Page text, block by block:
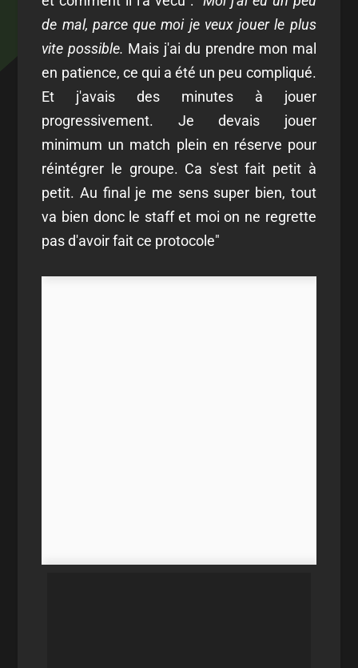
de mal, parce que moi je veux jouer le plus
vite possible. Mais j'ai du prendre mon mal
en patience, ce qui a été un peu compliqué.
Et j'avais des minutes à jouer
progressivement. Je devais jouer
minimum un match plein en réserve pour
réintégrer le groupe. Ca s'est fait petit à
petit. Au final je me sens super bien, tout
va bien donc le staff et moi on ne regrette
pas d'avoir fait ce protocole"